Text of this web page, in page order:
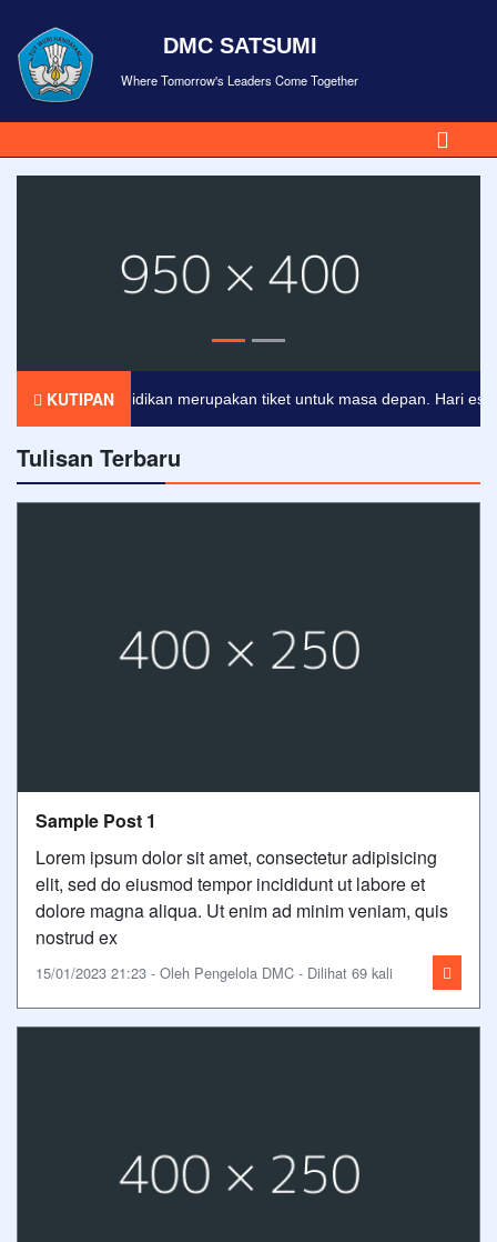
DMC SATSUMI
Where Tomorrow's Leaders Come Together
KUTIPAN
Pendidikan merupakan tiket untuk masa depan. Hari esok
Tulisan Terbaru
Sample Post 1
Lorem ipsum dolor sit amet, consectetur adipisicing
elit, sed do eiusmod tempor incididunt ut labore et
dolore magna aliqua. Ut enim ad minim veniam, quis
nostrud ex
15/01/2023 21:23 - Oleh Pengelola DMC - Dilihat 69 kali